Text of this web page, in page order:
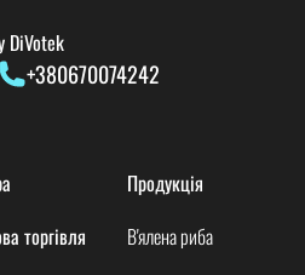
DiVotek
торгівля
Продукція
В'ялена риба
+380670074242